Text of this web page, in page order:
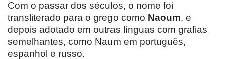
Com o passar dos séculos, o nome foi
transliterado para o grego como Naoum, e
depois adotado em outras línguas com grafias
semelhantes, como Naum em português,
espanhol e russo.